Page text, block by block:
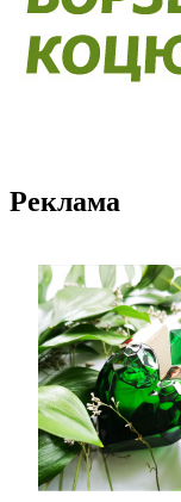
Реклама